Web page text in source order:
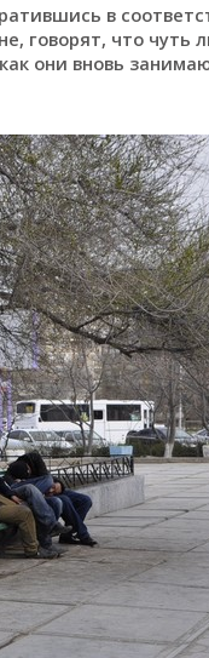
в
говорят, что чуть
они вновь